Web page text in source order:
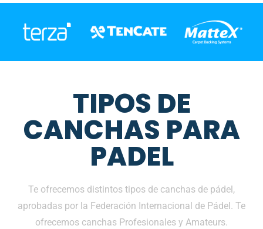
TIPOS DE
CANCHAS PARA
PADEL
Te ofrecemos distintos tipos de canchas de pádel,
aprobadas por la Federación Internacional de Pádel. Te
ofrecemos canchas Profesionales y Amateurs.